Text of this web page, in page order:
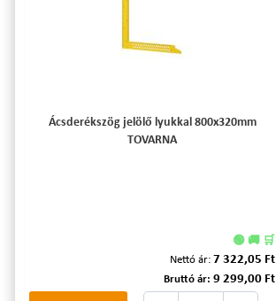
Ácsderékszög jelölő lyukkal 800x320mm
TOVARNA
🟢 🚚 🛒
Nettó ár: 7 322,05 Ft
Bruttó ár: 9 299,00 Ft